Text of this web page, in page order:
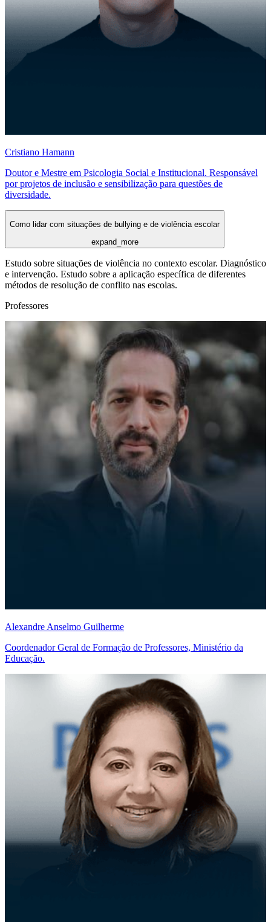
Cristiano Hamann
Doutor e Mestre em Psicologia Social e Institucional. Responsável
por projetos de inclusão e sensibilização para questões de
diversidade.
Como lidar com situações de bullying e de violência escolar
expand_more
Estudo sobre situações de violência no contexto escolar. Diagnóstico
e intervenção. Estudo sobre a aplicação específica de diferentes
métodos de resolução de conflito nas escolas.
Professores
Alexandre Anselmo Guilherme
Coordenador Geral de Formação de Professores, Ministério da
Educação.